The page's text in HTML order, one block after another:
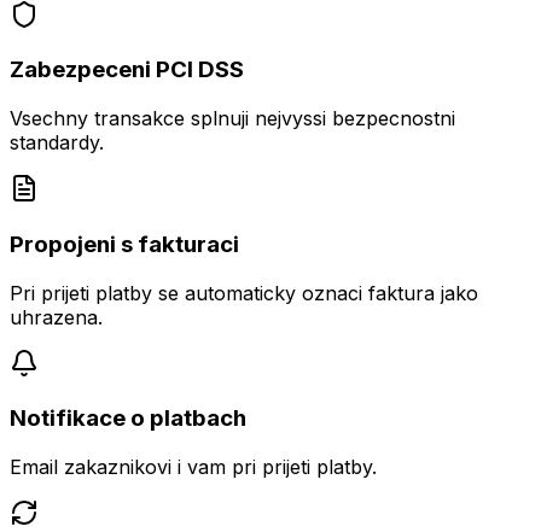
Zabezpeceni PCI DSS
Vsechny transakce splnuji nejvyssi bezpecnostni
standardy.
Propojeni s fakturaci
Pri prijeti platby se automaticky oznaci faktura jako
uhrazena.
Notifikace o platbach
Email zakaznikovi i vam pri prijeti platby.